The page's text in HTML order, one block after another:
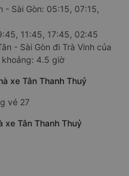
- Sài Gòn: 05:15, 07:15,
11:45, 17:45, 02:45
- Sài Gòn đi Trà Vinh của
khoảng: 4.5 giờ
xe Tân Thanh Thuỷ
vé 27
xe Tân Thanh Thuỷ